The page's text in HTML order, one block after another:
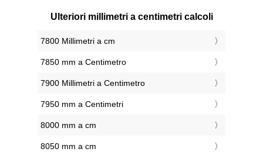
Ulteriori millimetri a centimetri calcoli
7800 Millimetri a cm
7850 mm a Centimetro
7900 Millimetri a Centimetro
7950 mm a Centimetri
8000 mm a cm
8050 mm a cm